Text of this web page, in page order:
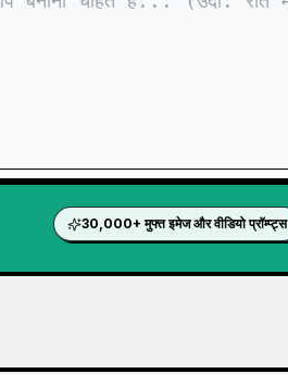
30,000+ मुफ्त इमेज और वीडियो प्रॉम्प्ट्स